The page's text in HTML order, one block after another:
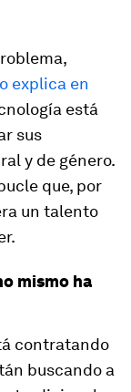
explica en
está
sus
y de género.
que, por
un talento
mismo ha
contratando
buscando a